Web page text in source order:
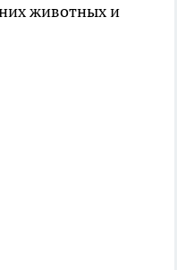
животных и